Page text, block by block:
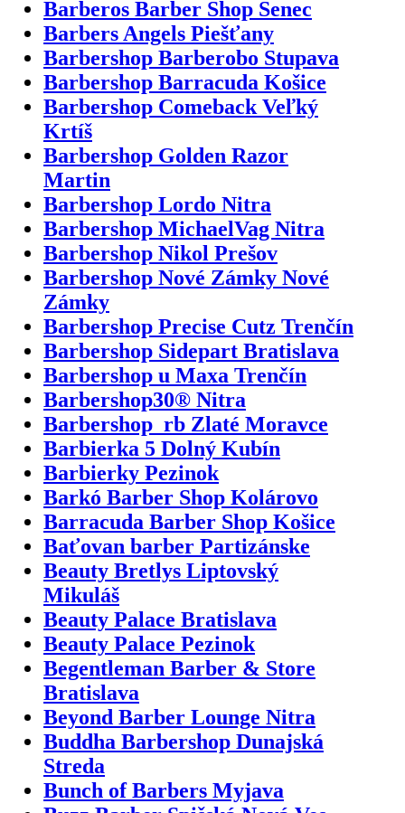
Barberos Barber Shop Senec
Barbers Angels Piešťany
Barbershop Barberobo Stupava
Barbershop Barracuda Košice
Barbershop Comeback Veľký
Krtíš
Barbershop Golden Razor
Martin
Barbershop Lordo Nitra
Barbershop MichaelVag Nitra
Barbershop Nikol Prešov
Barbershop Nové Zámky Nové
Zámky
Barbershop Precise Cutz Trenčín
Barbershop Sidepart Bratislava
Barbershop u Maxa Trenčín
Barbershop30® Nitra
Barbershop_rb Zlaté Moravce
Barbierka 5 Dolný Kubín
Barbierky Pezinok
Barkó Barber Shop Kolárovo
Barracuda Barber Shop Košice
Baťovan barber Partizánske
Beauty Bretlys Liptovský
Mikuláš
Beauty Palace Bratislava
Beauty Palace Pezinok
Begentleman Barber & Store
Bratislava
Beyond Barber Lounge Nitra
Buddha Barbershop Dunajská
Streda
Bunch of Barbers Myjava